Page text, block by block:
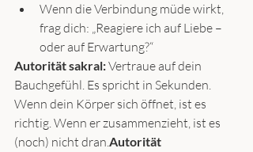
Wenn die Verbindung müde wirkt,
frag dich: „Reagiere ich auf Liebe –
oder auf Erwartung?“
Autorität sakral: Vertraue auf dein
Bauchgefühl. Es spricht in Sekunden.
Wenn dein Körper sich öffnet, ist es
richtig. Wenn er zusammenzieht, ist es
(noch) nicht dran.Autorität